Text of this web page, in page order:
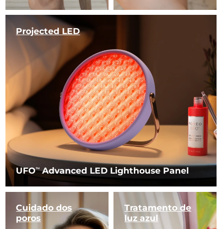
UFOTMAdvanced LED Lighthouse Panel
Projected LED
Cuidado dos
poros
Tratamentode
luz azul